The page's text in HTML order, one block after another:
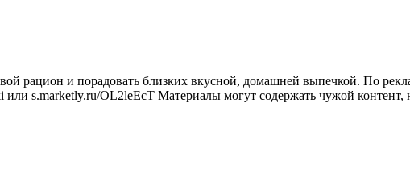
рацион и порадовать близких вкусной, домашней выпечкой. По
или s.marketly.ru/OL2leEcT Материалы могут содержать чужой